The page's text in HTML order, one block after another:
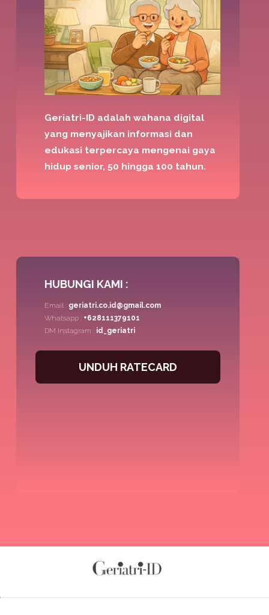
Geriatri-ID adalah wahana digital
yang menyajikan informasi dan
edukasi terpercaya mengenai gaya
hidup senior, 50 hingga 100 tahun.
HUBUNGI KAMI :
Email : geriatri.co.id@gmail.com
Whatsapp : +628111379101
DM Instagram : id_geriatri
UNDUH RATECARD